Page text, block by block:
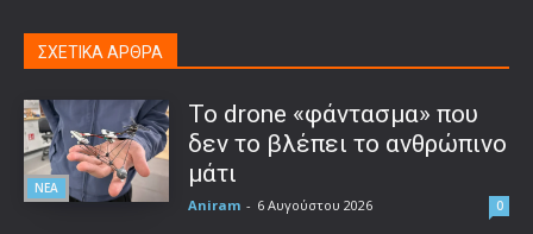
ΣΧΕΤΙΚΑ ΑΡΘΡΑ
ΝΕΑ
Το drone «φάντασμα» που
δεν το βλέπει το ανθρώπινο
μάτι
Aniram - 6 Αυγούστου 2026 0